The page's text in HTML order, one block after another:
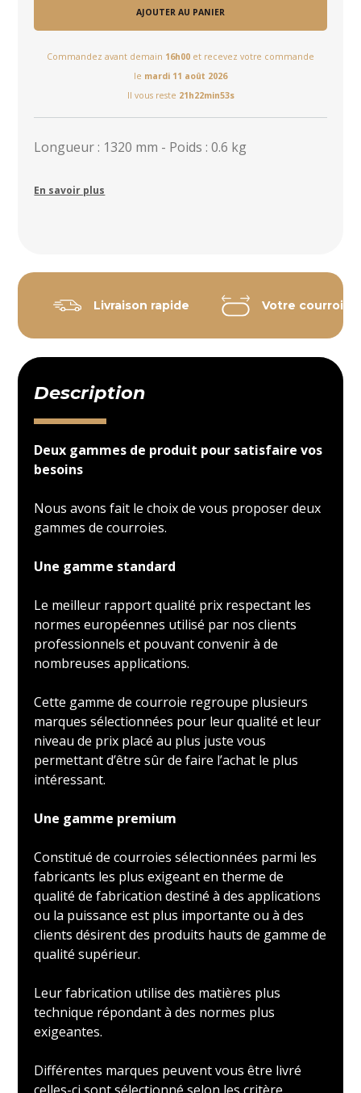
AJOUTER AU PANIER
Commandez avant demain 16h00 et recevez votre commande
le mardi 11 août 2026
Il vous reste 21h22min53s
Longueur : 1320 mm - Poids : 0.6 kg
En savoir plus
Livraison rapide Votre courroie
Description
Deux gammes de produit pour satisfaire vos
besoins
Nous avons fait le choix de vous proposer deux
gammes de courroies.
Une gamme standard
Le meilleur rapport qualité prix respectant les
normes européennes utilisé par nos clients
professionnels et pouvant convenir à de
nombreuses applications.
Cette gamme de courroie regroupe plusieurs
marques sélectionnées pour leur qualité et leur
niveau de prix placé au plus juste vous
permettant d’être sûr de faire l’achat le plus
intéressant.
Une gamme premium
Constitué de courroies sélectionnées parmi les
fabricants les plus exigeant en therme de
qualité de fabrication destiné à des applications
ou la puissance est plus importante ou à des
clients désirent des produits hauts de gamme de
qualité supérieur.
Leur fabrication utilise des matières plus
technique répondant à des normes plus
exigeantes.
Différentes marques peuvent vous être livré